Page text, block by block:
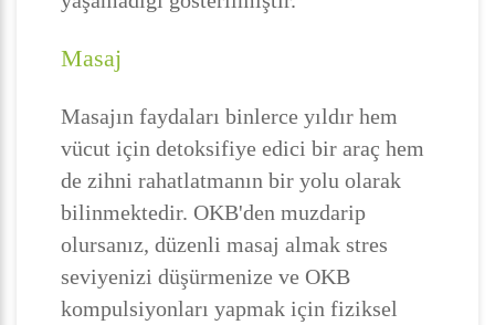
Masaj
Masajın faydaları binlerce yıldır hem
vücut için detoksifiye edici bir araç hem
de zihni rahatlatmanın bir yolu olarak
bilinmektedir. OKB'den muzdarip
olursanız, düzenli masaj almak stres
seviyenizi düşürmenize ve OKB
kompulsiyonları yapmak için fiziksel